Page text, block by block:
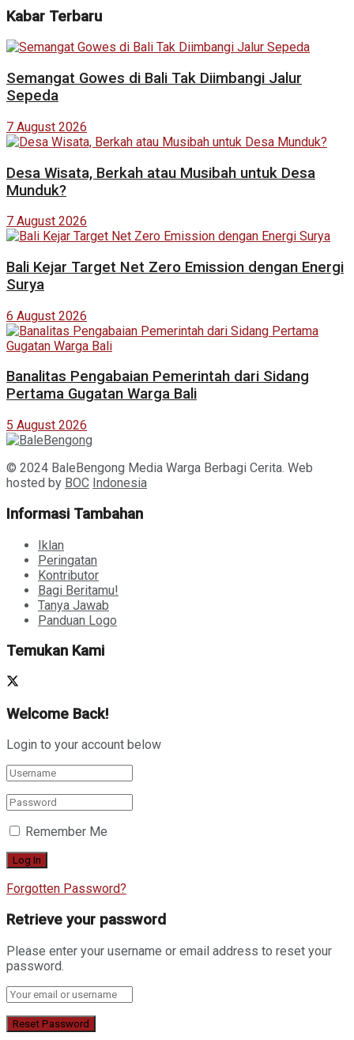
Kabar Terbaru
Semangat Gowes di Bali Tak Diimbangi Jalur
Sepeda
7 August 2026
Desa Wisata, Berkah atau Musibah untuk Desa
Munduk?
7 August 2026
Bali Kejar Target Net Zero Emission dengan Energi
Surya
6 August 2026
Banalitas Pengabaian Pemerintah dari Sidang
Pertama Gugatan Warga Bali
5 August 2026
© 2024 BaleBengong Media Warga Berbagi Cerita. Web
hosted by BOC Indonesia
Informasi Tambahan
Iklan
Peringatan
Kontributor
Bagi Beritamu!
Tanya Jawab
Panduan Logo
Temukan Kami
Welcome Back!
Login to your account below
Remember Me
Forgotten Password?
Retrieve your password
Please enter your username or email address to reset your
password.